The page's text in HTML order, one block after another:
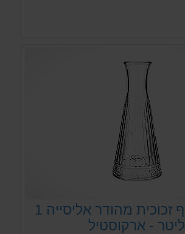
קנקן קראף זכוכית מהודר אליסייה 1
ליטר - ארקוסטיל